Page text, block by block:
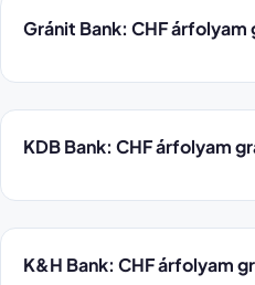
Gránit Bank: CHF árfolyam
KDB Bank: CHF árfolyam
K&H Bank: CHF árfolyam